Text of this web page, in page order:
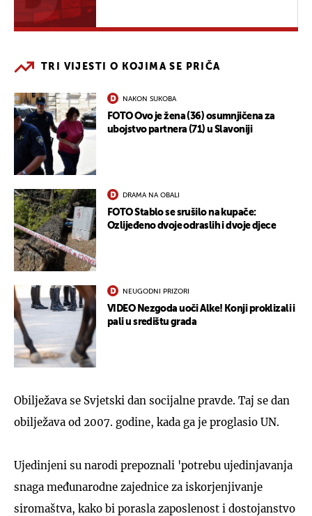
TRI VIJESTI O KOJIMA SE PRIČA
NAKON SUKOBA
FOTO Ovo je žena (36) osumnjičena za
ubojstvo partnera (71) u Slavoniji
DRAMA NA OBALI
FOTO Stablo se srušilo na kupače:
Ozlijeđeno dvoje odraslih i dvoje djece
NEUGODNI PRIZORI
VIDEO Nezgoda uoči Alke! Konji proklizali i
pali u središtu grada
Obilježava se Svjetski dan socijalne pravde. Taj se dan
obilježava od 2007. godine, kada ga je proglasio UN.
Ujedinjeni su narodi prepoznali 'potrebu ujedinjavanja
snaga međunarodne zajednice za iskorjenjivanje
siromaštva, kako bi porasla zaposlenost i dostojanstvo